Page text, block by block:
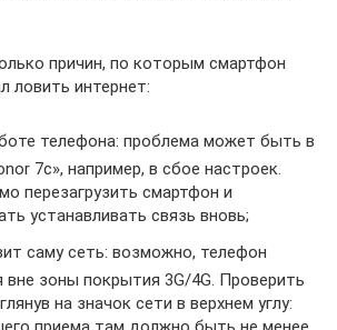
причин, по которым смартфон
ловить интернет:
телефона: проблема может быть в
7с», например, в сбое настроек.
перезагрузить смартфон и
устанавливать связь вновь;
саму сеть: возможно, телефон
вне зоны покрытия 3G/4G. Проверить
на значок сети в верхнем углу: